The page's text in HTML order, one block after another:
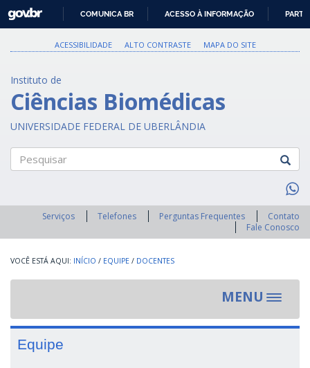
PARA
O
GOVBR
COMUNICA BR ACESSO À INFORMAÇÃO
ACESSIBILIDADE ALTO CONTRASTE MAPA DO SITE
Instituto de
Ciências Biomédicas
UNIVERSIDADE FEDERAL DE UBERLÂNDIA
Serviços Telefones Perguntas Frequentes
Contato
Fale Conosco
INÍCIO / EQUIPE / DOCENTES
MENU
Toggle
Equipe